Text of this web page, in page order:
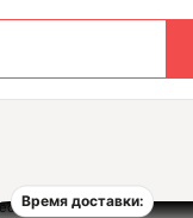
Время доставки: